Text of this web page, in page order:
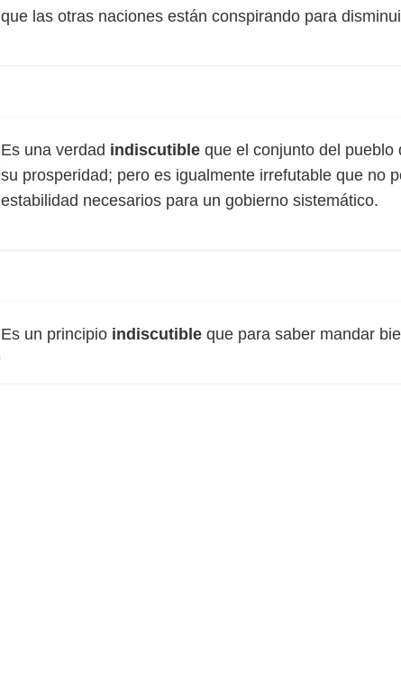
que las otras naciones están conspirando para
Es una verdad indiscutible que el conjunto del
su prosperidad; pero es igualmente irrefutable que no
estabilidad necesarios para un gobierno sistemático.
Es un principio indiscutible que para saber mandar